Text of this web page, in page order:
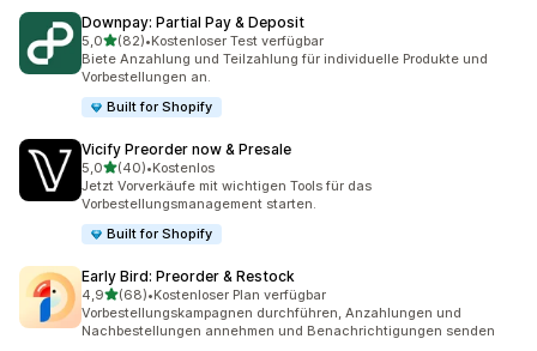
Downpay: Partial Pay & Deposit
5,0von 5 Sternen
(82)
82 Rezensionen insgesamt
•Kostenloser Test verfügbar
Biete Anzahlung und Teilzahlung für individuelle Produkte und
Vorbestellungen an.
Built for Shopify
Vicify Preorder now & Presale
5,0von 5 Sternen
(40)
40 Rezensionen insgesamt
•Kostenlos
Jetzt Vorverkäufe mit wichtigen Tools für das
Vorbestellungsmanagement starten.
Built for Shopify
Early Bird: Preorder & Restock
4,9von 5 Sternen
(68)
68 Rezensionen insgesamt
•Kostenloser Plan verfügbar
Vorbestellungskampagnen durchführen, Anzahlungen und
Nachbestellungen annehmen und Benachrichtigungen senden